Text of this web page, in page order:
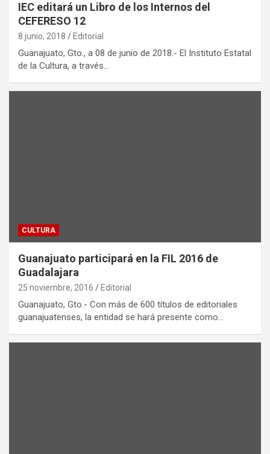
IEC editará un Libro de los Internos del
CEFERESO 12
8 junio, 2018 Editorial
Guanajuato, Gto., a 08 de junio de 2018.- El Instituto Estatal
de la Cultura, a través…
CULTURA
Guanajuato participará en la FIL 2016 de
Guadalajara
25 noviembre, 2016 Editorial
Guanajuato, Gto.- Con más de 600 títulos de editoriales
guanajuatenses, la entidad se hará presente como…